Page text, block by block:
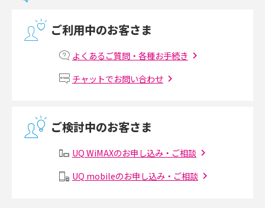
マンションで光回線の利用を始める手順は？設備状況の確認方法も解説
Wi-Fiルーターの設定方法をわかりやすく解説！事前に準備すべきものも紹
無線LANとは？メリット・デメリットや接続方法を解説
メッシュWi-Fiとは？仕組みやメリット・デメリット、中継機との違いを解
ご利用中のお客さま
よくあるご質問・各種お手続き
チャットでお問い合わせ
ご検討中のお客さま
UQ WiMAXのお申し込み・ご相談
UQ mobileのお申し込み・ご相談